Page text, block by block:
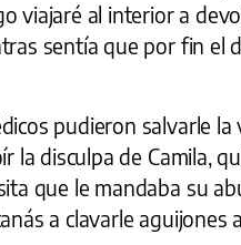
viajaré al interior a
sentía que por fin el
pudieron salvarle
la disculpa de Camila,
que le mandaba su
a clavarle aguijones